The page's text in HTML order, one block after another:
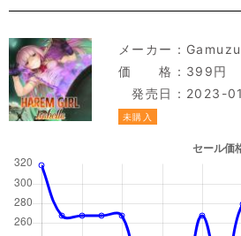
メーカー：
価 格：399円
発売日：2023-
未購入